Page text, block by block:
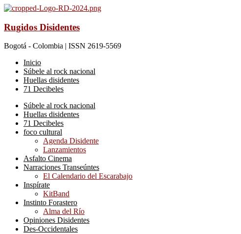
Rugidos Disidentes
Bogotá - Colombia | ISSN 2619-5569
Inicio
Súbele al rock nacional
Huellas disidentes
71 Decibeles
Súbele al rock nacional
Huellas disidentes
71 Decibeles
foco cultural
Agenda Disidente
Lanzamientos
Asfalto Cinema
Narraciones Transeúntes
El Calendario del Escarabajo
Inspírate
KitBand
Instinto Forastero
Alma del Río
Opiniones Disidentes
Des-Occidentales